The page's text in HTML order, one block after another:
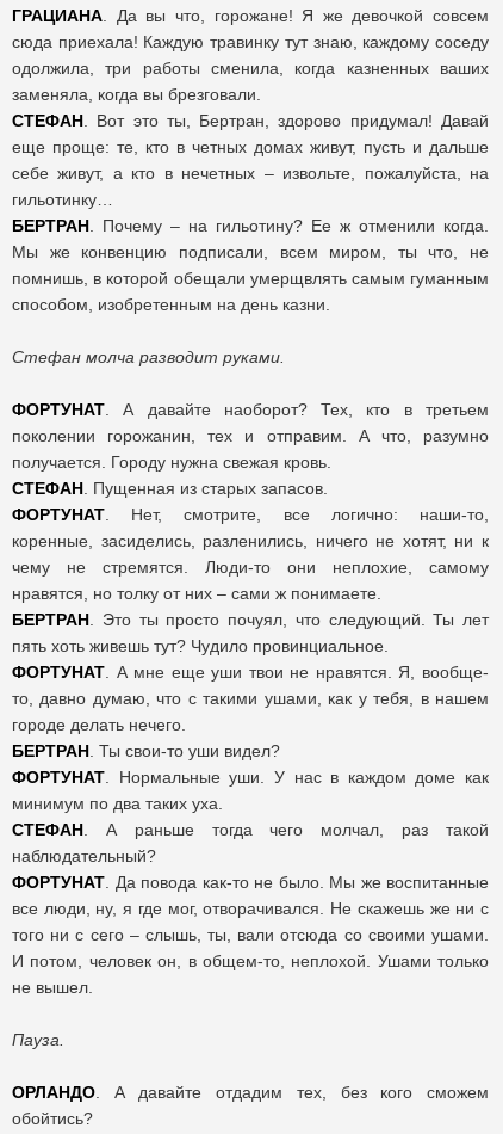
ГРАЦИАНА . Да вы что, горожане! Я же девочкой совсем
сюда приехала! Каждую травинку тут знаю, каждому соседу
одолжила, три работы сменила, когда казненных ваших
заменяла, когда вы брезговали.
СТЕФАН . Вот это ты, Бертран, здорово придумал! Давай
еще проще: те, кто в четных домах живут, пусть и дальше
себе живут, а кто в нечетных – извольте, пожалуйста, на
гильотинку…
БЕРТРАН . Почему – на гильотину? Ее ж отменили когда.
Мы же конвенцию подписали, всем миром, ты что, не
помнишь, в которой обещали умерщвлять самым гуманным
способом, изобретенным на день казни.
Стефан молча разводит руками.
ФОРТУНАТ . А давайте наоборот? Тех, кто в третьем
поколении горожанин, тех и отправим. А что, разумно
получается. Городу нужна свежая кровь.
СТЕФАН . Пущенная из старых запасов.
ФОРТУНАТ . Нет, смотрите, все логично: наши-то,
коренные, засиделись, разленились, ничего не хотят, ни к
чему не стремятся. Люди-то они неплохие, самому
нравятся, но толку от них – сами ж понимаете.
БЕРТРАН . Это ты просто почуял, что следующий. Ты лет
пять хоть живешь тут? Чудило провинциальное.
ФОРТУНАТ . А мне еще уши твои не нравятся. Я, вообще-
то, давно думаю, что с такими ушами, как у тебя, в нашем
городе делать нечего.
БЕРТРАН . Ты свои-то уши видел?
ФОРТУНАТ . Нормальные уши. У нас в каждом доме как
минимум по два таких уха.
СТЕФАН . А раньше тогда чего молчал, раз такой
наблюдательный?
ФОРТУНАТ . Да повода как-то не было. Мы же воспитанные
все люди, ну, я где мог, отворачивался. Не скажешь же ни с
того ни с сего – слышь, ты, вали отсюда со своими ушами.
И потом, человек он, в общем-то, неплохой. Ушами только
не вышел.
Пауза.
ОРЛАНДО . А давайте отдадим тех, без кого сможем
обойтись?